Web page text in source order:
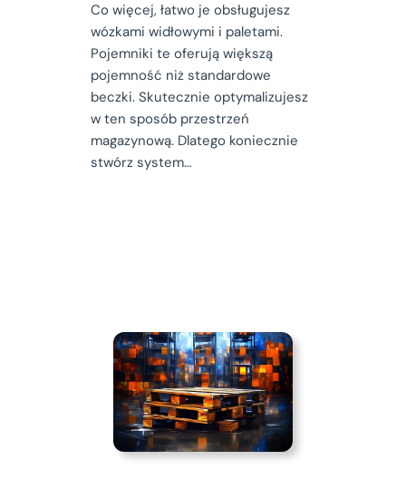
Co więcej, łatwo je obsługujesz
wózkami widłowymi i paletami.
Pojemniki te oferują większą
pojemność niż standardowe
beczki. Skutecznie optymalizujesz
w ten sposób przestrzeń
magazynową. Dlatego koniecznie
stwórz system…